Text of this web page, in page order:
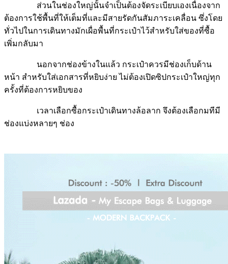
ส่วนในช่องใหญ่นั้นจำเป็นต้องจัดระเบียบเองเนื่องจาก
ต้องการใช้พื้นที่ให้เต็มที่และมีสายรัดกันสัมภาระเคลื่อน ซึ่งโดย
ทั่วไปในการเดินทางมักเผื่อพื้นที่กระเป๋าไว้สำหรับใส่ของที่ซื้อ
เพิ่มกลับมา
นอกจากช่องข้างในแล้ว กระเป๋าควรมีช่องเก็บด้าน
หน้า สำหรับใส่เอกสารที่หยิบง่าย ไม่ต้องเปิดซิปกระเป๋าใหญ่ทุก
ครั้งที่ต้องการหยิบของ
เวลาเลือกซื้อกระเป๋าเดินทางล้อลาก จึงต้องเลือกมทีมี
ช่องแบ่งหลายๆ ช่อง